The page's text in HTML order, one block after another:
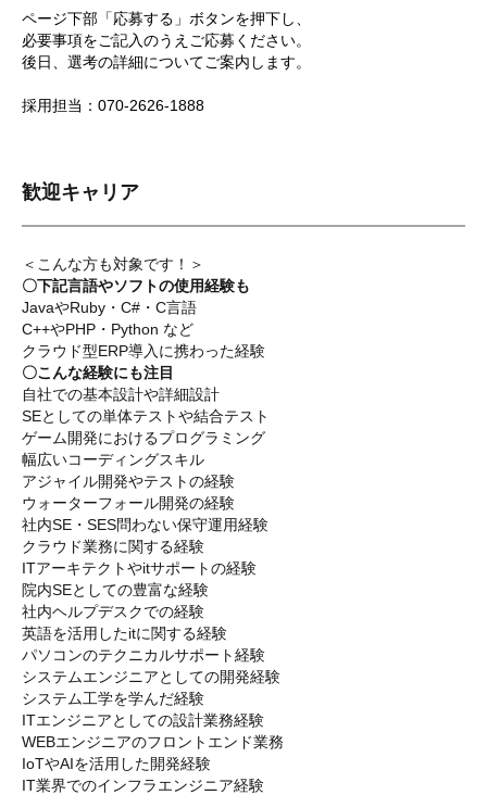
ページ下部「応募する」ボタンを押下し、
必要事項をご記入のうえご応募ください。
後日、選考の詳細についてご案内します。
採用担当：070-2626-1888
歓迎キャリア
＜こんな方も対象です！＞
〇下記言語やソフトの使用経験も
JavaやRuby・C#・C言語
C++やPHP・Python など
クラウド型ERP導入に携わった経験
〇こんな経験にも注目
自社での基本設計や詳細設計
SEとしての単体テストや結合テスト
ゲーム開発におけるプログラミング
幅広いコーディングスキル
アジャイル開発やテストの経験
ウォーターフォール開発の経験
社内SE・SES問わない保守運用経験
クラウド業務に関する経験
ITアーキテクトやitサポートの経験
院内SEとしての豊富な経験
社内ヘルプデスクでの経験
英語を活用したitに関する経験
パソコンのテクニカルサポート経験
システムエンジニアとしての開発経験
システム工学を学んだ経験
ITエンジニアとしての設計業務経験
WEBエンジニアのフロントエンド業務
IoTやAIを活用した開発経験
IT業界でのインフラエンジニア経験